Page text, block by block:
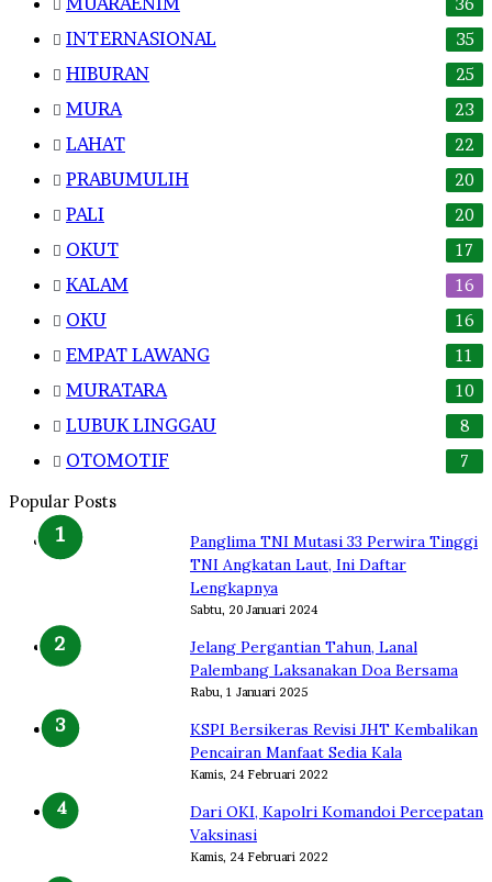
36
INTERNASIONAL 35
HIBURAN 25
MURA 23
LAHAT 22
PRABUMULIH 20
PALI 20
OKUT 17
KALAM 16
OKU 16
EMPAT LAWANG 11
MURATARA 10
LUBUK LINGGAU 8
OTOMOTIF 7
Popular Posts
Panglima TNI Mutasi 33 Perwira Tinggi
TNI Angkatan Laut, Ini Daftar
Lengkapnya
Sabtu, 20 Januari 2024
Jelang Pergantian Tahun, Lanal
Palembang Laksanakan Doa Bersama
Rabu, 1 Januari 2025
KSPI Bersikeras Revisi JHT Kembalikan
Pencairan Manfaat Sedia Kala
Kamis, 24 Februari 2022
Dari OKI, Kapolri Komandoi Percepatan
Vaksinasi
Kamis, 24 Februari 2022